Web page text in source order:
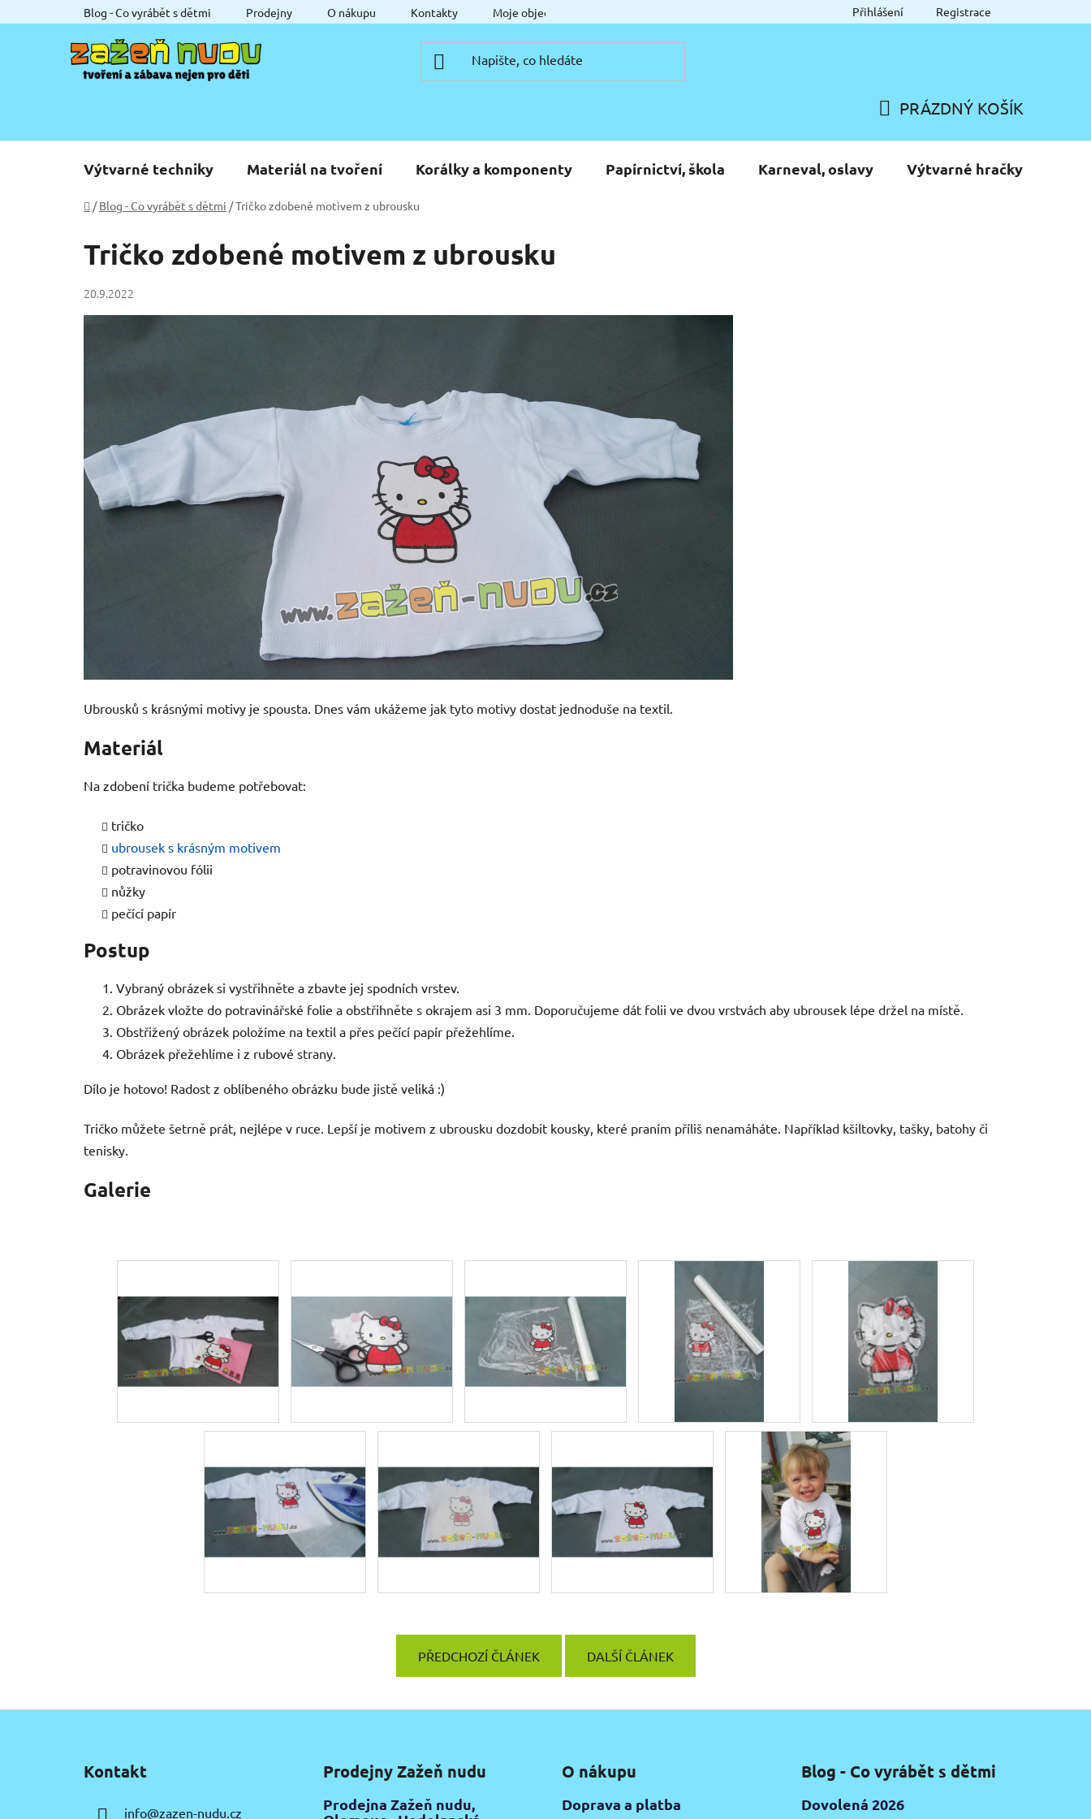
na
Blog - Co vyrábět s dětmi Prodejny O nákupu Kontakty Moje objednávka Přihlášení Registrace
KOŠÍK
PRÁZDNÝ KOŠÍK
Výtvarné techniky Materiál na tvoření Korálky a komponenty Papírnictví, škola Karneval, oslavy Výtvarné hračky
Domů
/ Blog - Co vyrábět s dětmi /Tričko zdobené motivem z ubrousku
Tričko zdobené motivem z ubrousku
20.9.2022
Ubrousků s krásnými motivy je spousta. Dnes vám ukážeme jak tyto motivy dostat jednoduše na textil.
Materiál
Na zdobení trička budeme potřebovat:
tričko
ubrousek s krásným motivem
potravinovou fólii
nůžky
pečící papír
Postup
Vybraný obrázek si vystřihněte a zbavte jej spodních vrstev.
Obrázek vložte do potravinářské folie a obstřihněte s okrajem asi 3 mm. Doporučujeme dát folii ve dvou vrstvách aby ubrousek lépe držel na místě.
Obstřižený obrázek položíme na textil a přes pečící papír přežehlíme.
Obrázek přežehlíme i z rubové strany.
Dílo je hotovo! Radost z oblíbeného obrázku bude jistě veliká :)
Tričko můžete šetrně prát, nejlépe v ruce. Lepší je motivem z ubrousku dozdobit kousky, které praním příliš nenamáháte. Například kšiltovky, tašky, batohy či
tenisky.
Galerie
PŘEDCHOZÍ ČLÁNEK DALŠÍ ČLÁNEK
Kontakt
info@zazen-nudu.cz
Prodejny Zažeň nudu
Prodejna Zažeň nudu,
O nákupu
Doprava a platba
Blog - Co vyrábět s dětmi
Dovolená 2026